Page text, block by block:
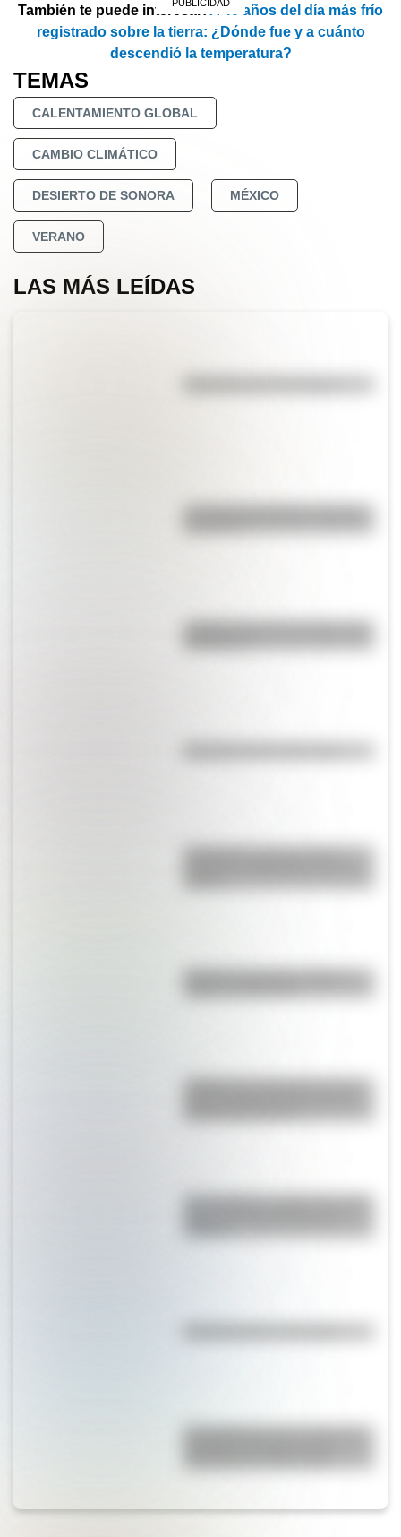
También te puede interesar:A 40 años del día más frío
registrado sobre la tierra: ¿Dónde fue y a cuánto
descendió la temperatura?
TEMAS
CALENTAMIENTO GLOBAL
CAMBIO CLIMÁTICO
DESIERTO DE SONORA MÉXICO
VERANO
LAS MÁS LEÍDAS
¿Sabías cómo fue la infancia de
Efemérides: tres cosas que
Bandera de Bolivia: historia,
¿Sabías que Argentina tuvo la
San Cayetano: ¿quién fue y por
El Combate de San Lorenzo, el
Granaderos de San Martín